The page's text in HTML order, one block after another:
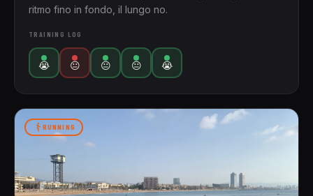
ritmo fino in fondo, il lungo no.
TRAINING LOG
😭 😐 😐 😐 😭
RUNNING